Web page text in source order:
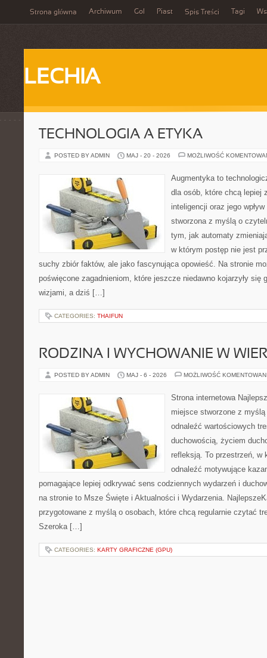
Strona główna Archiwum Gol Piast Spis Treści Tagi
LECHIA
TECHNOLOGIA A ETYKA
POSTED BY ADMIN MAJ - 20 - 2026 MOŻLIWOŚĆ
Augmentyka to
dla osób, które chcą lepiej
inteligencji oraz jego
stworzona z myślą o
tym, jak automaty
w którym postęp nie jest
suchy zbiór faktów, ale jako fascynująca opowieść. Na stronie
poświęcone zagadnieniom, które jeszcze niedawno kojarzyły się
wizjami, a dziś […]
CATEGORIES: THAIFUN
RODZINA I WYCHOWANIE W
POSTED BY ADMIN MAJ - 6 - 2026 MOŻLIWOŚĆ
Strona internetowa
miejsce stworzone z
odnaleźć wartościowych
duchowością, życiem
refleksją. To przestrzeń, w
odnaleźć motywujące
pomagające lepiej odkrywać sens codziennych wydarzeń i
na stronie to Msze Święte i Aktualności i Wydarzenia.
przygotowane z myślą o osobach, które chcą regularnie czytać
Szeroka […]
CATEGORIES: KARTY GRAFICZNE (GPU)